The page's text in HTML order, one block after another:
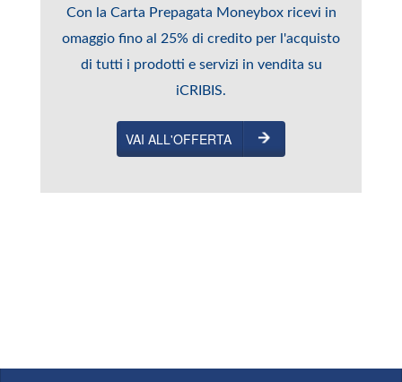
Con la Carta Prepagata Moneybox ricevi in
omaggio fino al 25% di credito per l'acquisto
di tutti i prodotti e servizi in vendita su
iCRIBIS.
VAI ALL'OFFERTA